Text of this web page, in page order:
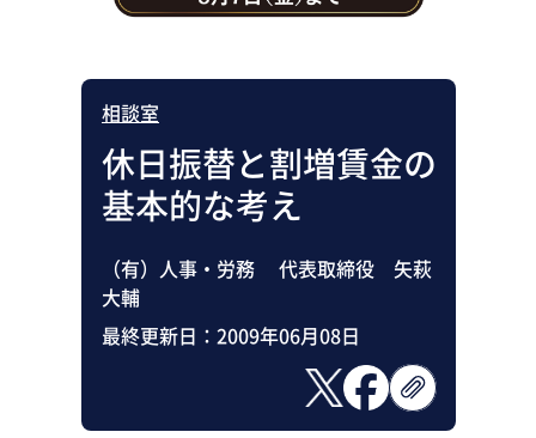
相談室
休日振替と割増賃金の
基本的な考え
（有）人事・労務 代表取締役 矢萩
大輔
最終更新日： 2009年06月08日